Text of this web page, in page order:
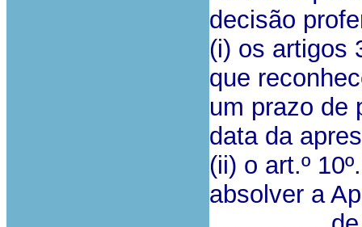
decisão
(i) os artigos
que
um prazo de
data da
(ii) o art.º
absolver a